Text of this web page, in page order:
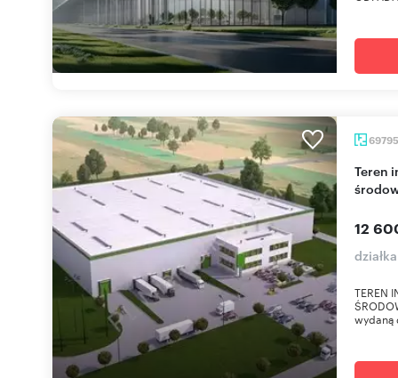
Teren inwestycyjny 7 ha z mediami i decyzją
12
TEREN
wydaną